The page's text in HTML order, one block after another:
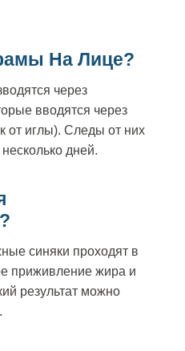
На Лице?
через
вводятся через
от иглы). Следы от них
дней.
синяки проходят в
приживление жира и
результат можно